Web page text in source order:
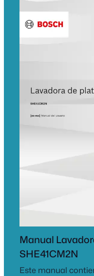
Manual
SHE41CM2N
Este manual